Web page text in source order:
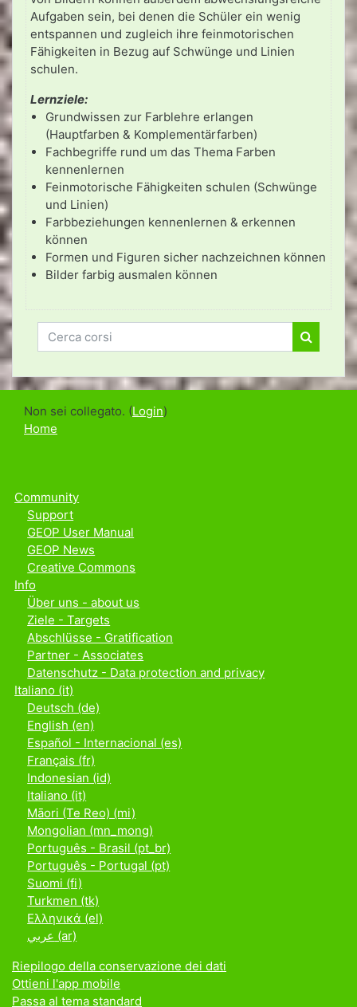
Aufgaben sein, bei denen die Schüler ein wenig
entspannen und zugleich ihre feinmotorischen
Fähigkeiten in Bezug auf Schwünge und Linien
schulen.
Lernziele:
Grundwissen zur Farblehre erlangen
(Hauptfarben & Komplementärfarben)
Fachbegriffe rund um das Thema Farben
kennenlernen
Feinmotorische Fähigkeiten schulen (Schwünge
und Linien)
Farbbeziehungen kennenlernen & erkennen
können
Formen und Figuren sicher nachzeichnen können
Bilder farbig ausmalen können
Cerca corsi
Cerca
Non sei collegato. (Login)
Home
Community
Support
GEOP User Manual
GEOP News
Creative Commons
Info
Über uns - about us
Ziele - Targets
Abschlüsse - Gratification
Partner - Associates
Datenschutz - Data protection and privacy
Italiano ‎(it)‎
Deutsch ‎(de)‎
English ‎(en)‎
Español - Internacional ‎(es)‎
Français ‎(fr)‎
Indonesian ‎(id)‎
Italiano ‎(it)‎
Māori (Te Reo) ‎(mi)‎
Mongolian ‎(mn_mong)‎
Português - Brasil ‎(pt_br)‎
Português - Portugal ‎(pt)‎
Suomi ‎(fi)‎
Turkmen ‎(tk)‎
Ελληνικά ‎(el)‎
عربي ‎(ar)‎
Riepilogo della conservazione dei dati
Ottieni l'app mobile
Passa al tema standard